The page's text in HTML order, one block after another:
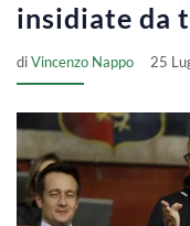
insidiate da
diVincenzo Nappo 25